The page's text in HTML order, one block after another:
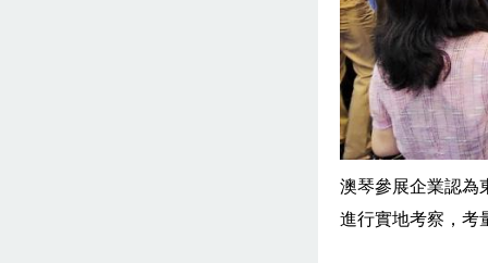
澳琴參展企業認為
進行實地考察，考